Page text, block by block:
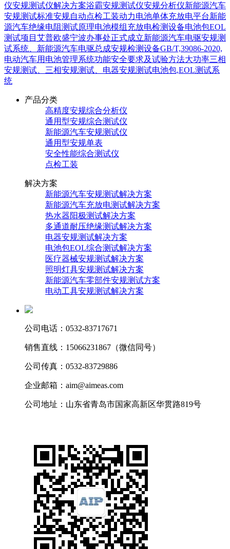
仪安规测试仪解决方案浴霸安规测试仪安规分析仪新能源汽车
安规测试标准安规自动点检工装动力电池单体充放电平台新能
源汽车绝缘电阻测试原理电池模组充放电检测设备电池包EOL
测试项目 艾普欧盛宁波办事处正式成立新能源汽车电驱安规测
试系统、新能源汽车电驱总成安规检测设备GB/T,39086-2020,
电动汽车用电池管理系统功能安全要求及试验方法大功率三相
安规测试、三相安规测试、电器安规测试电池包,EOL测试系
统
产品分类
高精度安规综合分析仪
通用型安规综合测试仪
新能源汽车安规测试仪
通用型安规单表
安全性能综合测试仪
点检工装
解决方案
新能源汽车安规测试解决方案
新能源汽车充放电测试解决方案
热水器阳极测试解决方案
多通道耐压绝缘测试解决方案
电器安规测试解决方案
电池包EOL综合测试解决方案
医疗器械安规测试解决方案
照明灯具安规测试解决方案
新能源汽车零部件安规测试方案
电动工具安规测试解决方案
公司电话：0532-83717671
销售直线：15066231867（微信同号）
公司传真：0532-83729886
企业邮箱：aim@aimeas.com
公司地址：山东省青岛市国家高新区华贯路819号